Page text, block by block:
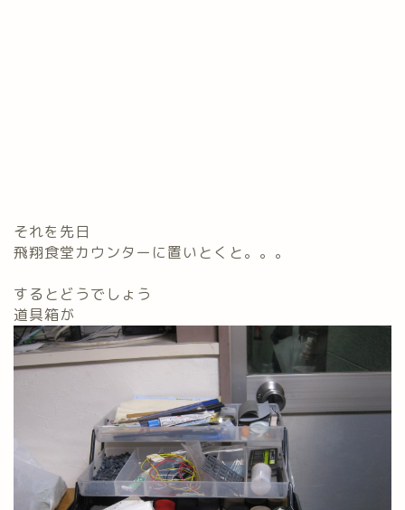
それを先日
飛翔食堂カウンターに置いとくと。。。
するとどうでしょう
道具箱が